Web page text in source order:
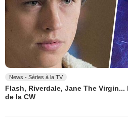
News - Séries à la TV
Flash, Riverdale, Jane The
de la CW